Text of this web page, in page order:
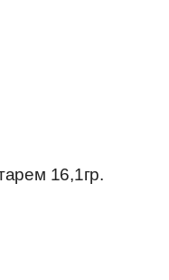
16,1гр.